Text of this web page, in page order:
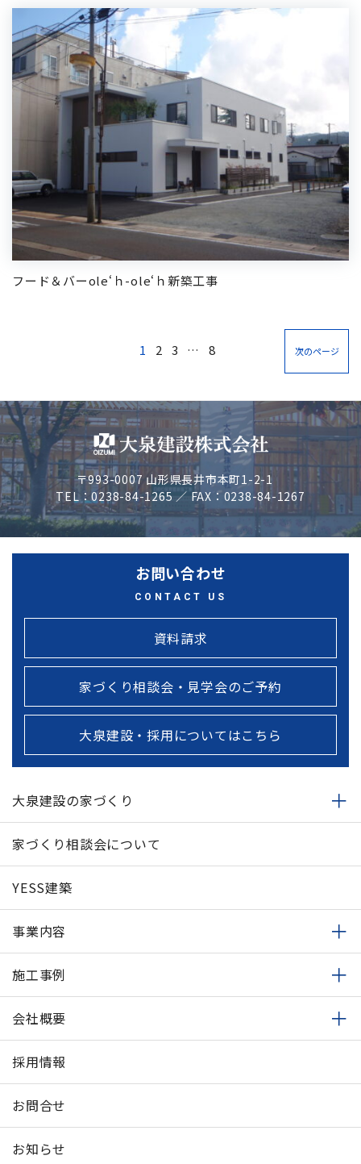
フード＆バーole‘ｈ-ole‘ｈ新築工事
1 2 3 … 8 次のページ
〒993-0007 山形県長井市本町1-2-1
TEL：0238-84-1265 ／ FAX：0238-84-1267
お問い合わせ
CONTACT US
資料請求
家づくり相談会・見学会のご予約
大泉建設・採用についてはこちら
大泉建設の家づくり
家づくり相談会について
YESS建築
事業内容
施工事例
会社概要
採用情報
お問合せ
お知らせ